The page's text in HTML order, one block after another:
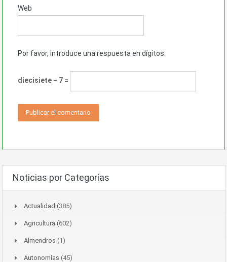
Web
Por favor, introduce una respuesta en dígitos:
diecisiete − 7 =
Noticias por Categorías
Actualidad (385)
Agricultura (602)
Almendros (1)
Autonomías (45)